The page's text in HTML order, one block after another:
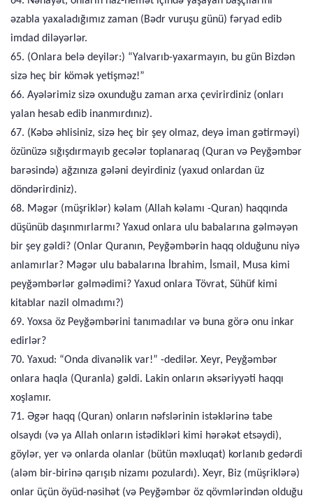
əzabla yaxaladığımız zaman (Bədr vuruşu günü) fəryad edib
imdad diləyərlər.
65. (Onlara belə deyilər:) “Yalvarıb-yaxarmayın, bu gün Bizdən
sizə heç bir kömək yetişməz!”
66. Ayələrimiz sizə oxunduğu zaman arxa çevirirdiniz (onları
yalan hesab edib inanmırdınız).
67. (Kəbə əhlisiniz, sizə heç bir şey olmaz, deyə iman gətirməyi)
özünüzə sığışdırmayıb gecələr toplanaraq (Quran və Peyğəmbər
barəsində) ağzınıza gələni deyirdiniz (yaxud onlardan üz
döndərirdiniz).
68. Məgər (müşriklər) kəlam (Allah kəlamı -Quran) haqqında
düşünüb daşınmırlarmı? Yaxud onlara ulu babalarına gəlməyən
bir şey gəldi? (Onlar Quranın, Peyğəmbərin haqq olduğunu niyə
anlamırlar? Məgər ulu babalarına İbrahim, İsmail, Musa kimi
peyğəmbərlər gəlmədimi? Yaxud onlara Tövrat, Sühüf kimi
kitablar nazil olmadımı?)
69. Yoxsa öz Peyğəmbərini tanımadılar və buna görə onu inkar
edirlər?
70. Yaxud: “Onda divanəlik var!” -dedilər. Xeyr, Peyğəmbər
onlara haqla (Quranla) gəldi. Lakin onların əksəriyyəti haqqı
xoşlamır.
71. Əgər haqq (Quran) onların nəfslərinin istəklərinə tabe
olsaydı (və ya Allah onların istədikləri kimi hərəkət etsəydi),
göylər, yer və onlarda olanlar (bütün məxluqat) korlanıb gedərdi
(aləm bir-birinə qarışıb nizamı pozulardı). Xeyr, Biz (müşriklərə)
onlar üçün öyüd-nəsihət (və Peyğəmbər öz qövmlərindən olduğu